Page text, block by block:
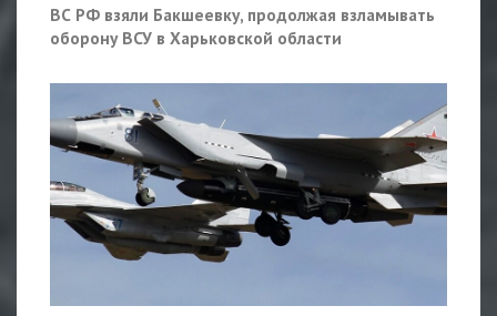
ВС РФ взяли Бакшеевку, продолжая взламывать
оборону ВСУ в Харьковской области